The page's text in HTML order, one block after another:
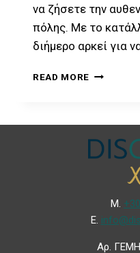
να ζήσετε την
πόλης. Με το
διήμερο αρκεί για
READ MORE
Μ.
Ε.
Αρ. ΓΕΜΗ